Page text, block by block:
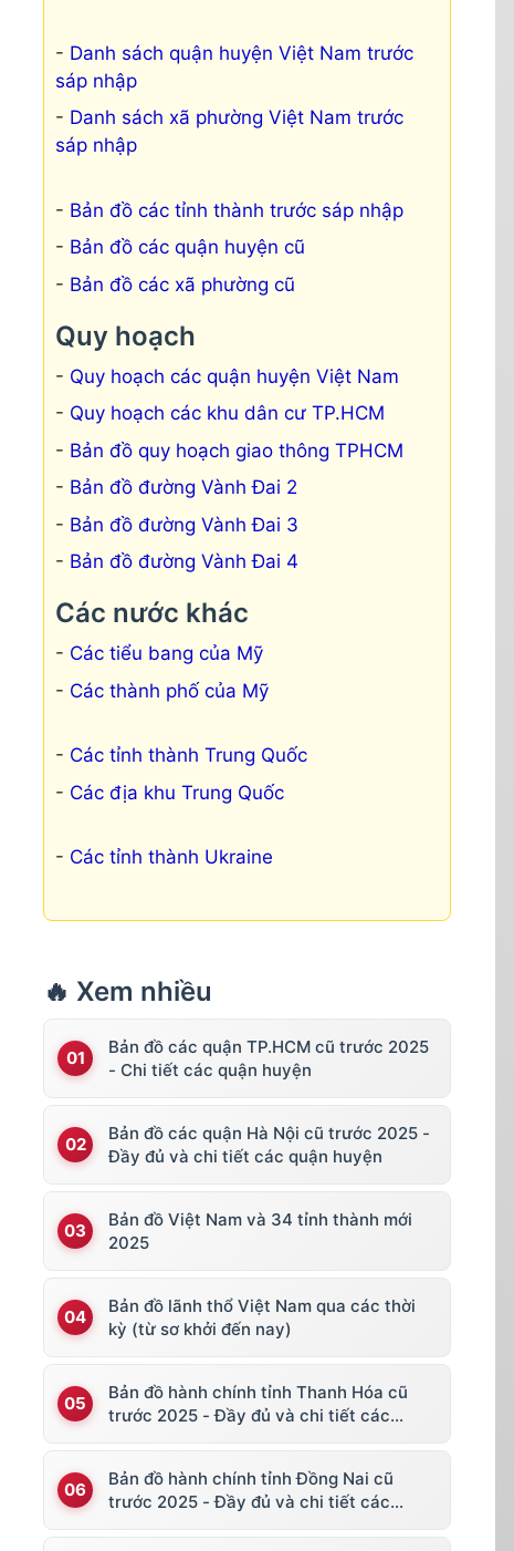
Danh sách quận huyện Việt Nam trước
sáp nhập
Danh sách xã phường Việt Nam trước
sáp nhập
Bản đồ các tỉnh thành trước sáp nhập
Bản đồ các quận huyện cũ
Bản đồ các xã phường cũ
Quy hoạch
Quy hoạch các quận huyện Việt Nam
Quy hoạch các khu dân cư TP.HCM
Bản đồ quy hoạch giao thông TPHCM
Bản đồ đường Vành Đai 2
Bản đồ đường Vành Đai 3
Bản đồ đường Vành Đai 4
Các nước khác
Các tiểu bang của Mỹ
Các thành phố của Mỹ
Các tỉnh thành Trung Quốc
Các địa khu Trung Quốc
Các tỉnh thành Ukraine
🔥 Xem nhiều
Bản đồ các quận TP.HCM cũ trước 2025
- Chi tiết các quận huyện
Bản đồ các quận Hà Nội cũ trước 2025 -
Đầy đủ và chi tiết các quận huyện
Bản đồ Việt Nam và 34 tỉnh thành mới
2025
Bản đồ lãnh thổ Việt Nam qua các thời
kỳ (từ sơ khởi đến nay)
Bản đồ hành chính tỉnh Thanh Hóa cũ
trước 2025 - Đầy đủ và chi tiết các
Bản đồ hành chính tỉnh Đồng Nai cũ
trước 2025 - Đầy đủ và chi tiết các